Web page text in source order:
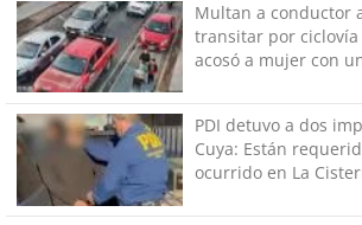
Multan a conductor
transitar por ciclovía
acosó a mujer con
PDI detuvo a dos
Cuya: Están
ocurrido en La